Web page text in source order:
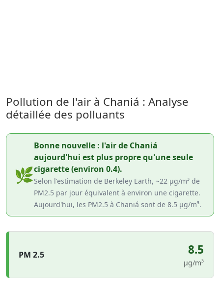
Pollution de l'air à Chaniá : Analyse
détaillée des polluants
🌿
Bonne nouvelle : l'air de Chaniá
aujourd'hui est plus propre qu'une seule
cigarette (environ 0.4).
Selon l'estimation de Berkeley Earth, ~22 µg/m³ de
PM2.5 par jour équivalent à environ une cigarette.
Aujourd'hui, les PM2.5 à Chaniá sont de 8.5 µg/m³.
PM 2.5 8.5
µg/m³